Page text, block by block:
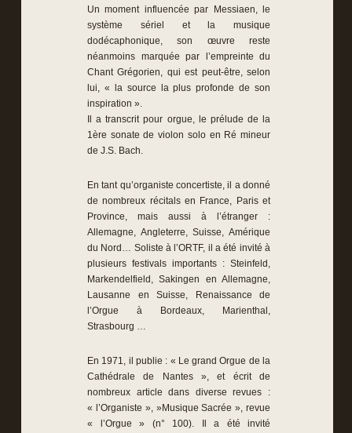
Un moment influencée par Messiaen, le
système sériel et la musique
dodécaphonique, son œuvre reste
néanmoins marquée par l’empreinte du
Chant Grégorien, qui est peut-être, selon
lui, « la source la plus profonde de son
inspiration ».
Il a transcrit pour orgue, le prélude de la
1ère sonate de violon solo en Ré mineur
de J.S. Bach.
En tant qu’organiste concertiste, il a donné
de nombreux récitals en France, Paris et
Province, mais aussi à l’étranger :
Allemagne, Angleterre, Suisse, Amérique
du Nord… Soliste à l’ORTF, il a été invité à
plusieurs festivals importants : Steinfeld,
Markendelfield, Sakingen en Allemagne,
Lausanne en Suisse, Renaissance de
l’Orgue à Bordeaux, Marienthal,
Strasbourg …
En 1971, il publie : « Le grand Orgue de la
Cathédrale de Nantes », et écrit de
nombreux article dans diverse revues :
« l’Organiste », »Musique Sacrée », revue
« l’Orgue » (n° 100). Il a été invité